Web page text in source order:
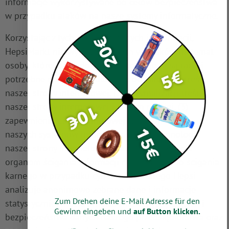
w przypadku ataków na nasze systemy informatyczne.
Korzystając z tych ogólnych danych i informacji,
HepsiMarkt nie wyciąga żadnych wniosków na temat
osoby, której dane dotyczą. Informacje te są raczej
potrzebne do (1) prawidłowego dostarczania treści
naszej strony internetowej, (2) optymalizacji treści
naszej strony internetowej i reklam na niej, (3)
zapewnienia długoterminowej funkcjonalności
naszych systemów informatycznych i technologii
naszej strony internetowej oraz (4) zapewnienia
organom ścigania informacji niezbędnych do ścigania
karnego w przypadku cyberataku. Dlatego Hepsi
analizuje anonimowo zebrane dane i informacje
statystycznie, w celu zwiększenia ochrony danych i
bezpieczeństwa danych naszego przedsiębiorstwa oraz
Zum Drehen deine E-Mail Adresse für den
Gewinn eingeben und auf Button klicken.